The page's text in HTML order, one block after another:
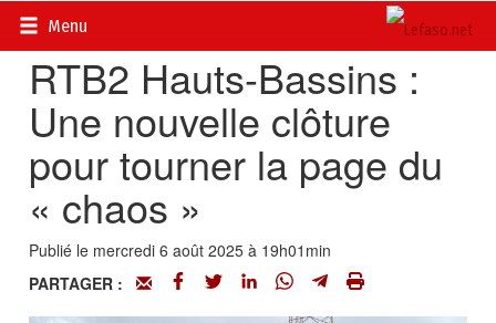
Menu
Accueil>
RTB2 Hauts-Bassins :
Une nouvelle clôture
pour tourner la page du
« chaos »
Publié le mercredi 6 août 2025 à 19h01min
PARTAGER :